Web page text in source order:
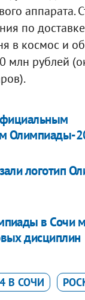
аппарата.
по доставке
в космос и
млн рублей
Олимпиады-
логотип
в Сочи
дисциплин
В СОЧИ